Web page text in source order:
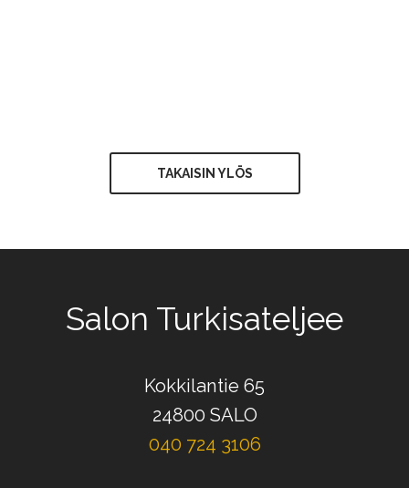
TAKAISIN YLÖS
Salon Turkisateljee
Kokkilantie 65
24800 SALO
040 724 3106